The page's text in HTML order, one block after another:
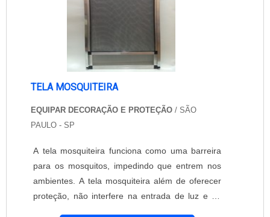
TELA MOSQUITEIRA
EQUIPAR DECORAÇÃO E PROTEÇÃO / SÃO
PAULO - SP
A tela mosquiteira funciona como uma barreira
para os mosquitos, impedindo que entrem nos
ambientes. A tela mosquiteira além de oferecer
proteção, não interfere na entrada de luz e na